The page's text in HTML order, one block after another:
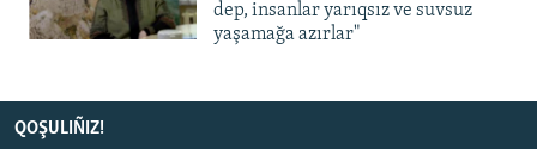
dep, insanlar yarıqsız ve suvsuz
yaşamağa azırlar"
QOŞULIÑIZ!